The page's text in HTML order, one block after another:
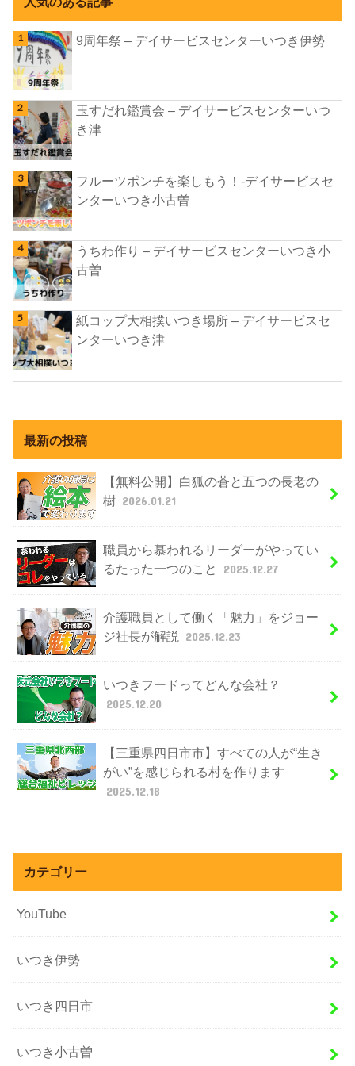
9周年祭 – デイサービスセンターいつき伊勢
玉すだれ鑑賞会 – デイサービスセンターいつ
き津
フルーツポンチを楽しもう！-デイサービスセ
ンターいつき小古曽
うちわ作り – デイサービスセンターいつき小
古曽
紙コップ大相撲いつき場所 – デイサービスセ
ンターいつき津
最新の投稿
【無料公開】白狐の蒼と五つの長老の
樹 2026.01.21
職員から慕われるリーダーがやってい
るたった一つのこと
2025.12.27
介護職員として働く「魅力」をジョー
ジ社長が解説
2025.12.23
いつきフードってどんな会社？
2025.12.20
【三重県四日市市】すべての人が“生き
がい”を感じられる村を作ります
2025.12.18
カテゴリー
YouTube
いつき伊勢
いつき四日市
いつき小古曽